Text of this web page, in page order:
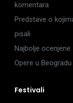
komentara
Predstave o
pisali
Najbolje ocenjene
Opere u Beogradu
Festivali